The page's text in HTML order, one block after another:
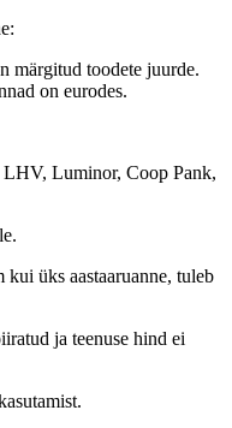
märgitud toodete juurde.
on eurodes.
Luminor, Coop Pank,
üks aastaaruanne, tuleb
ja teenuse hind ei